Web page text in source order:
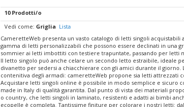
10 Prodotti/o
Vedi come: Griglia Lista
CameretteWeb presenta un vasto catalogo di letti singoli
gamma di letti personalizzabili che possono essere declinati in una
sommier ai letti imbottiti con testiere trapuntate, passando per letti
Il letto singolo può anche celare un secondo letto estraibile, ideale
divanetto per sedersi a chiacchierare con gli amici durante il
contenitiva degli armadi: cameretteWeb propone sia letti attrezzati
Acquistare letti singoli online è possibile in modo semplice e sicuro
made in Italy di qualità garantita. Dal punto di vista dei materiali
o country, che letti singoli in laminato, resistenti e adatti ai bimbi
ecopelle è completa. Tantissime finiture per colorare i nostri letti: